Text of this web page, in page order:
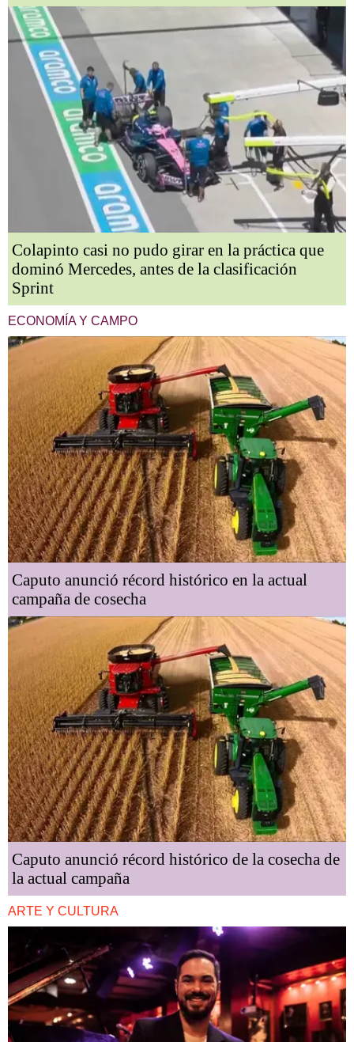
Colapinto casi no pudo girar en la práctica que
dominó Mercedes, antes de la clasificación
Sprint
ECONOMÍA Y CAMPO
Caputo anunció récord histórico en la actual
campaña de cosecha
Caputo anunció récord histórico de la cosecha de
la actual campaña
ARTE Y CULTURA